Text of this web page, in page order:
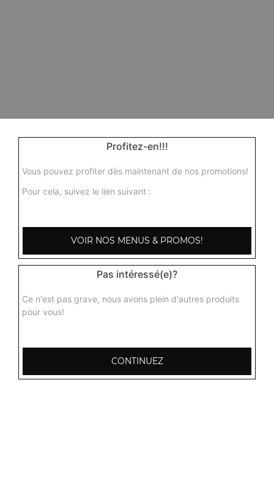
Profitez-en!!!
Vous pouvez profiter dès maintenant de nos promotions!
Pour cela, suivez le lien suivant :
VOIR NOS MENUS & PROMOS!
Pas intéressé(e)?
Ce n'est pas grave, nous avons plein d'autres produits
pour vous!
CONTINUEZ